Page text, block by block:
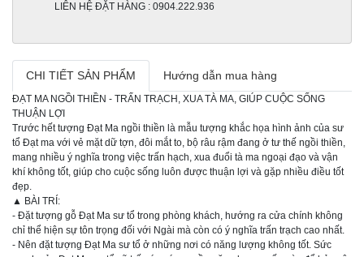
LIÊN HỆ ĐẶT HÀNG : 0904.222.936
CHI TIẾT SẢN PHẨM Hướng dẫn mua hàng
ĐẠT MA NGỒI THIỀN - TRẤN TRẠCH, XUA TÀ MA, GIÚP CUỘC SỐNG
THUẬN LỢI
Trước hết tượng Đạt Ma ngồi thiền là mẫu tượng khắc họa hình ảnh của sư
tổ Đạt ma với vẻ mặt dữ tợn, đôi mắt to, bộ râu rậm đang ở tư thế ngồi thiền,
mang nhiều ý nghĩa trong việc trấn hạch, xua đuổi tà ma ngoại đạo và vận
khí không tốt, giúp cho cuộc sống luôn được thuận lợi và gặp nhiều điều tốt
đẹp.
▲ BÀI TRÍ:
- Đặt tượng gỗ Đạt Ma sư tổ trong phòng khách, hướng ra cửa chính không
chỉ thể hiện sự tôn trọng đối với Ngài mà còn có ý nghĩa trấn trạch cao nhất.
- Nên đặt tượng Đạt Ma sư tổ ở những nơi có năng lượng không tốt. Sức